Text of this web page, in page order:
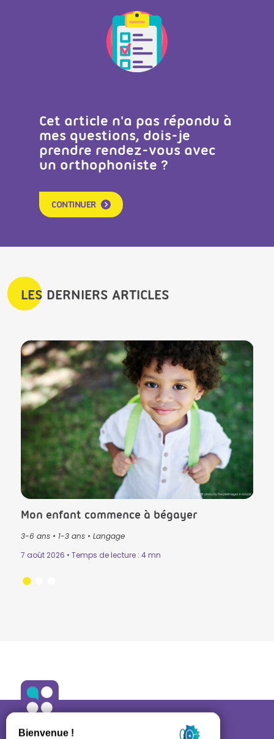
Cet article n'a pas répondu à
mes questions, dois-je
prendre rendez-vous avec
un orthophoniste ?
CONTINUER
LES DERNIERS ARTICLES
Crédit photo by PeopleImages in Istock
Mon enfant commence à bégayer
3-6 ans• 1-3 ans• Langage
7 août 2026 • Temps de lecture : 4 mn